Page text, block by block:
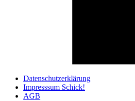
Datenschutzerklärung
Impresssum Schick!
AGB